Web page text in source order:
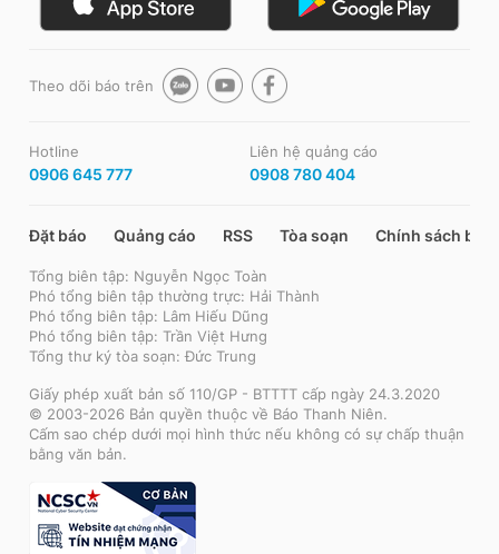
Theo dõi báo trên
Hotline
0906 645 777
Liên hệ quảng cáo
0908 780 404
Đặt báo Quảng cáo RSS Tòa soạn Chính sách bảo
Tổng biên tập: Nguyễn Ngọc Toàn
Phó tổng biên tập thường trực: Hải Thành
Phó tổng biên tập: Lâm Hiếu Dũng
Phó tổng biên tập: Trần Việt Hưng
Tổng thư ký tòa soạn: Đức Trung
Giấy phép xuất bản số 110/GP - BTTTT cấp ngày 24.3.2020
© 2003-2026 Bản quyền thuộc về Báo Thanh Niên.
Cấm sao chép dưới mọi hình thức nếu không có sự chấp thuận
bằng văn bản.